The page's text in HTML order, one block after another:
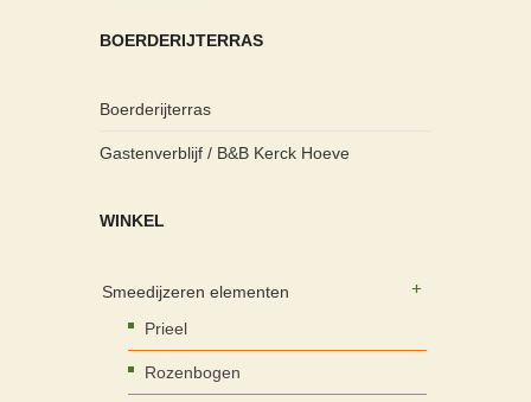
BOERDERIJTERRAS
Boerderijterras
Gastenverblijf / B&B Kerck Hoeve
WINKEL
Smeedijzeren elementen
Prieel
Rozenbogen